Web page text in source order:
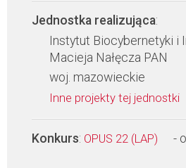
Jednostka realizująca:
Instytut Biocybernetyki i
Macieja Nałęcza PAN
woj. mazowieckie
Inne projekty tej jednostki
Konkurs: OPUS 22 (LAP) -